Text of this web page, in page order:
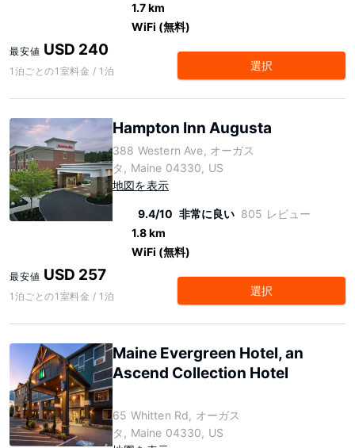
1.7 km
WiFi (無料)
最安値 USD 240
1泊ごとの1室料金 / 1泊 選択
Hampton Inn Augusta
388 Western Ave, オーガス
タ, Maine 04330, US
地図を表示
9.4/10 非常に良い 805 レビュー
1.8 km
WiFi (無料)
最安値 USD 257
1泊ごとの1室料金 / 1泊 選択
Maine Evergreen Hotel, an
Ascend Collection Hotel
65 Whitten Rd, オーガス
タ, Maine 04330, US